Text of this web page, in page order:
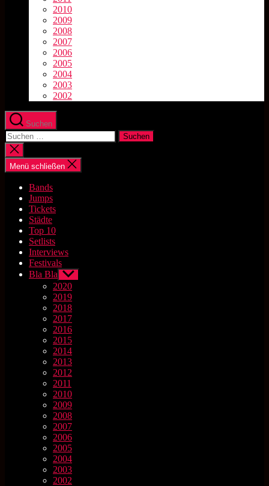
2010
2009
2008
2007
2006
2005
2004
2003
2002
Suchen
Suchen
nach:
Suche
schließen
Menü schließen
Bands
Jumps
Tickets
Städte
Top 10
Setlists
Interviews
Festivals
Bla Bla Untermenü
anzeigen
2020
2019
2018
2017
2016
2015
2014
2013
2012
2011
2010
2009
2008
2007
2006
2005
2004
2003
2002